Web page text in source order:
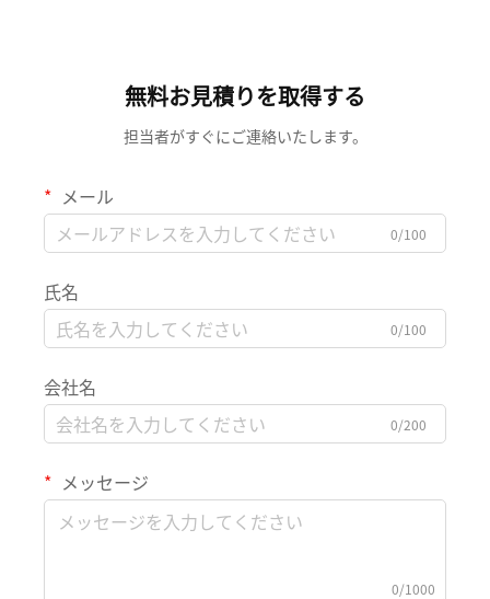
無料お見積りを取得する
担当者がすぐにご連絡いたします。
メール
0/100
氏名
0/100
会社名
0/200
メッセージ
0/1000